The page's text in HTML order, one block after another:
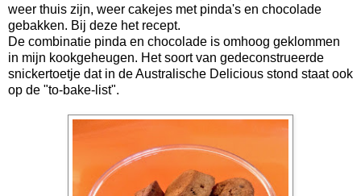
weer thuis zijn, weer cakejes met pinda's en chocolade
gebakken. Bij deze het recept.
De combinatie pinda en chocolade is omhoog geklommen
in mijn kookgeheugen. Het soort van gedeconstrueerde
snickertoetje dat in de Australische Delicious stond staat ook
op de "to-bake-list".